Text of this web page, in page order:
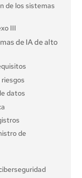
de los sistemas
III
de IA de alto
datos
de